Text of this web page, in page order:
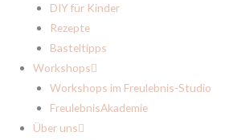
DIY für Kinder
Rezepte
Basteltipps
Workshops
Workshops im Freulebnis-Studio
FreulebnisAkademie
Über uns